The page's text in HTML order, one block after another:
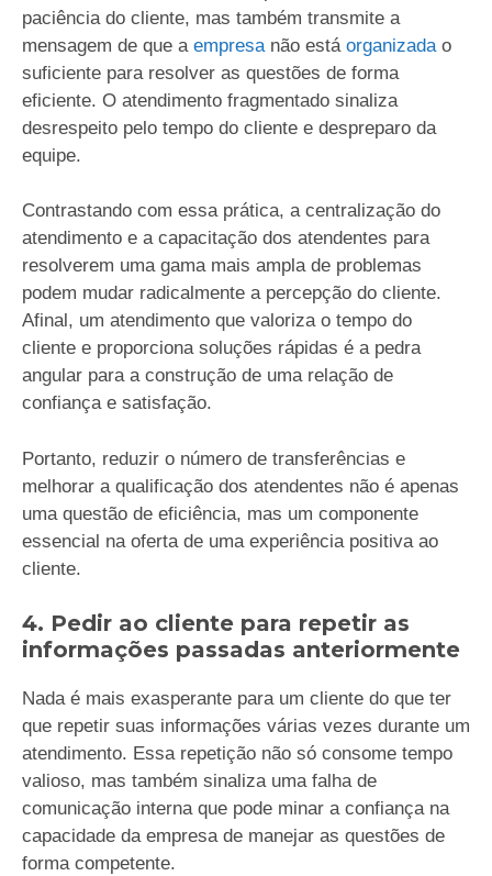
paciência do cliente, mas também transmite a
mensagem de que a empresa não está organizada o
suficiente para resolver as questões de forma
eficiente. O atendimento fragmentado sinaliza
desrespeito pelo tempo do cliente e despreparo da
equipe.
Contrastando com essa prática, a centralização do
atendimento e a capacitação dos atendentes para
resolverem uma gama mais ampla de problemas
podem mudar radicalmente a percepção do cliente.
Afinal, um atendimento que valoriza o tempo do
cliente e proporciona soluções rápidas é a pedra
angular para a construção de uma relação de
confiança e satisfação.
Portanto, reduzir o número de transferências e
melhorar a qualificação dos atendentes não é apenas
uma questão de eficiência, mas um componente
essencial na oferta de uma experiência positiva ao
cliente.
4. Pedir ao cliente para repetir as
informações passadas anteriormente
Nada é mais exasperante para um cliente do que ter
que repetir suas informações várias vezes durante um
atendimento. Essa repetição não só consome tempo
valioso, mas também sinaliza uma falha de
comunicação interna que pode minar a confiança na
capacidade da empresa de manejar as questões de
forma competente.